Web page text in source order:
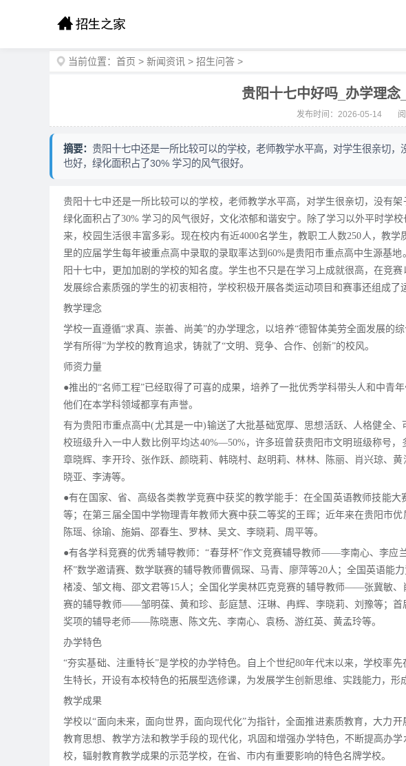
当前位置： 首页 > 新闻资讯 > 招生问答 >
贵阳十七中好吗_办学理念
发布时间：2026-05-14
摘要： 贵阳十七中还是一所比较可以的学校，老师教学水平高，对学生很亲切
也好，绿化面积占了30% 学习的风气很好。
贵阳十七中还是一所比较可以的学校，老师教学水平高，对学生很亲切，没有
绿化面积占了30% 学习的风气很好，文化浓郁和谐安宁。除了学习以外平时学
来，校园生活很丰富多彩。现在校内有近4000名学生，教职工人数250人，教
里的应届学生每年被重点高中录取的录取率达到60%是贵阳市重点高中生源基
阳十七中，更加加剧的学校的知名度。学生也不只是在学习上成就很高，在竞
发展综合素质强的学生的初衷相符，学校积极开展各类运动项目和赛事还组成了
教学理念
学校一直遵循“求真、崇善、尚美”的办学理念，以培养“德智体美劳全面发展的
学有所得”为学校的教育追求，铸就了“文明、竞争、合作、创新”的校风。
师资力量
●推出的“名师工程”已经取得了可喜的成果，培养了一批优秀学科带头人和中青
他们在本学科领域都享有声誉。
有为贵阳市重点高中(尤其是一中)输送了大批基础宽厚、思想活跃、人格健全
校班级升入一中人数比例平均达40%—50%，许多班曾获贵阳市文明班级称号，
章晓辉、李开玲、张作跃、颜晓莉、韩晓村、赵明莉、林林、陈丽、肖兴琼、
晓亚、李涛等。
●有在国家、省、高级各类教学竞赛中获奖的教学能手：在全国英语教师技能
等；在第三届全国中学物理青年教师大赛中获二等奖的王晖；近年来在贵阳市
陈瑶、徐瑜、施娟、邵春生、罗林、吴文、李晓莉、周平等。
●有各学科竞赛的优秀辅导教师：“春芽杯”作文竞赛辅导教师——李南心、李应
杯”数学邀请赛、数学联赛的辅导教师曹佩琛、马青、廖萍等20人；全国英语能
楮凌、邹文梅、邵文君等15人；全国化学奥林匹克竞赛的辅导教师——张冀敏
赛的辅导教师——邹明葆、黄和珍、彭庭慧、汪琳、冉辉、李晓莉、刘豫等；
奖项的辅导老师——陈晓惠、陈文先、李南心、袁杨、游红英、黄孟玲等。
办学特色
“夯实基础、注重特长”是学校的办学特色。自上个世纪80年代末以来，学校率
生特长，开设有本校特色的拓展型选修课，为发展学生创新思维、实践能力，形
教学成果
学校以“面向未来，面向世界，面向现代化”为指针，全面推进素质教育，大力
教育思想、教学方法和教学手段的现代化，巩固和增强办学特色，不断提高办
校，辐射教育教学成果的示范学校，在省、市内有重要影响的特色名牌学校。